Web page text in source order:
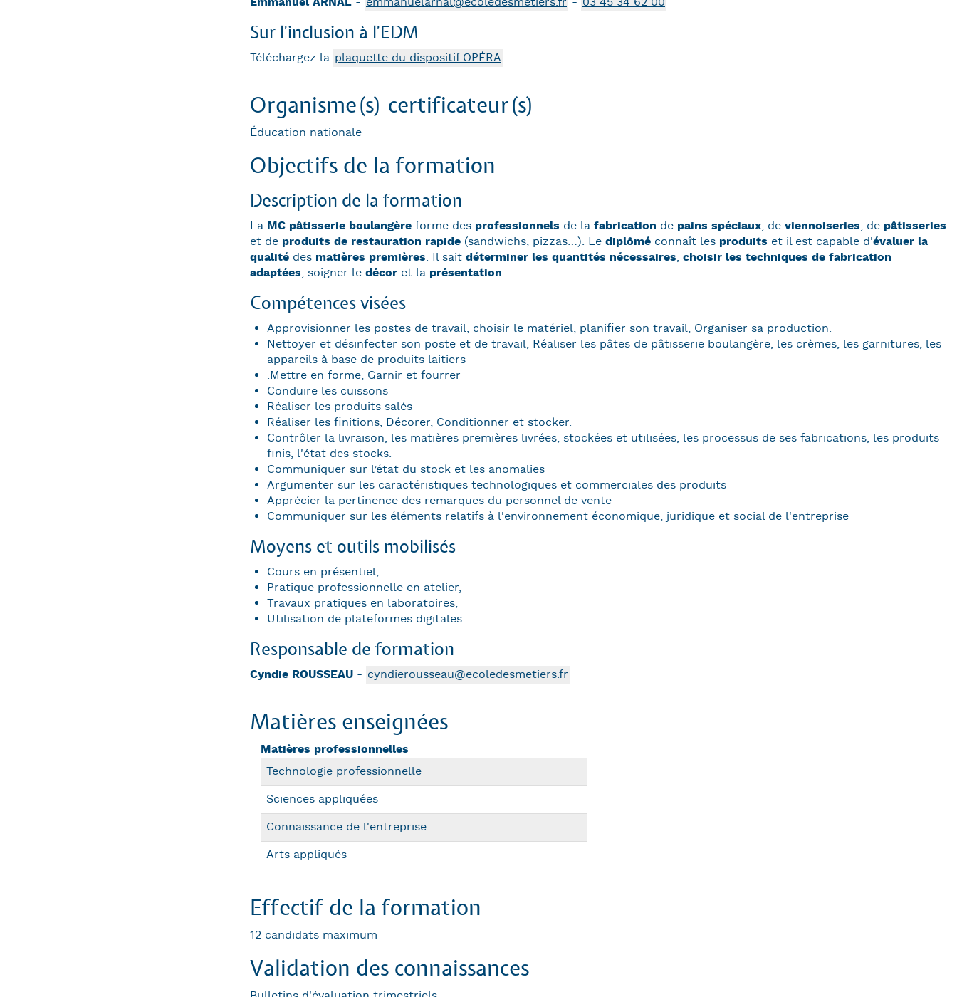
Sur l'inclusion à l'EDM
Téléchargez la plaquette du dispositif OPÉRA
Organisme(s) certificateur(s)
Éducation nationale
Objectifs de la formation
Description de la formation
La MC pâtisserie boulangère forme des professionnels de la fabrication de pains spéciaux, de viennoiseries, de pâtisseries
et de produits de restauration rapide (sandwichs, pizzas…). Le diplômé connaît les produits et il est capable d'évaluer la
qualité des matières premières. Il sait déterminer les quantités nécessaires, choisir les techniques de fabrication
adaptées, soigner le décor et la présentation.
Compétences visées
Approvisionner les postes de travail, choisir le matériel, planifier son travail, Organiser sa production.
Nettoyer et désinfecter son poste et de travail, Réaliser les pâtes de pâtisserie boulangère, les crèmes, les garnitures, les
appareils à base de produits laitiers
.Mettre en forme, Garnir et fourrer
Conduire les cuissons
Réaliser les produits salés
Réaliser les finitions, Décorer, Conditionner et stocker.
Contrôler la livraison, les matières premières livrées, stockées et utilisées, les processus de ses fabrications, les produits
finis, l'état des stocks.
Communiquer sur l’état du stock et les anomalies
Argumenter sur les caractéristiques technologiques et commerciales des produits
Apprécier la pertinence des remarques du personnel de vente
Communiquer sur les éléments relatifs à l'environnement économique, juridique et social de l'entreprise
Moyens et outils mobilisés
Cours en présentiel,
Pratique professionnelle en atelier,
Travaux pratiques en laboratoires,
Utilisation de plateformes digitales.
Responsable de formation
Cyndie ROUSSEAU - cyndierousseau@ecoledesmetiers.fr
Matières enseignées
Matières professionnelles
Technologie professionnelle
Sciences appliquées
Connaissance de l'entreprise
Arts appliqués
Effectif de la formation
12 candidats maximum
Validation des connaissances